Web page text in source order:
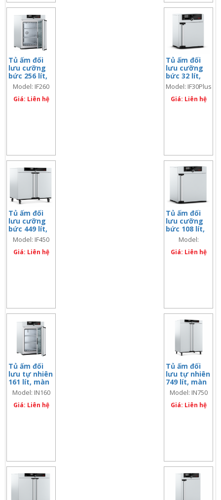
Tủ ấm đối
lưu cưỡng
bức 256 lít,
màn hình
đơn
Model: IF260
Giá: Liên hệ
Tủ ấm đối
lưu cưỡng
bức 32 lít,
màn hình đôi
Model: IF30Plus
Giá: Liên hệ
Tủ ấm đối
lưu cưỡng
bức 449 lít,
màn hình
đơn
Model: IF450
Giá: Liên hệ
Tủ ấm đối
lưu cưỡng
bức 108 lít,
màn hình đôi
Model:
IF110Plus
Giá: Liên hệ
Tủ ấm đối
lưu tự nhiên
161 lít, màn
hình đơn
Model: IN160
Giá: Liên hệ
Tủ ấm đối
lưu tự nhiên
749 lít, màn
hình đơn
Model: IN750
Giá: Liên hệ